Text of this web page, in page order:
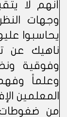
أنهم لا
وجهات
يحاسبوا
ناهيك عن
وفوقية
وعلماً
المعلمين
من